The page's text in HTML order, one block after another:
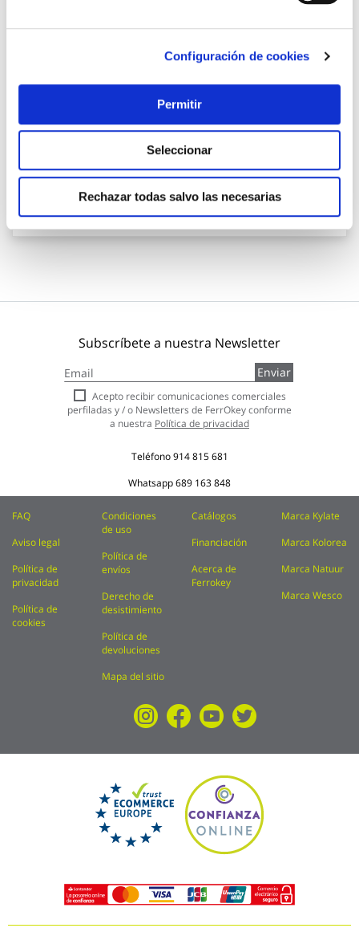
Configuración de cookies
Permitir
Seleccionar
Rechazar todas salvo las necesarias
Serrucho carp punta 250mm 7dpp m/ab. mad d/t a/c
bellota
Bellota
19,75 €
Subscríbete a nuestra Newsletter
a
nuestro
boletín
de
Enviar
Acepto recibir comunicaciones comerciales
perfiladas y / o Newsletters de FerrOkey conforme
a nuestra Política de privacidad
Teléfono914 815 681
Whatsapp689 163 848
FAQ
Aviso legal
Política de
privacidad
Política de
cookies
Condiciones
de uso
Política de
envíos
Derecho de
desistimiento
Política de
devoluciones
Mapa del sitio
Catálogos
Financiación
Acerca de
Ferrokey
Marca Kylate
Marca Kolorea
Marca Natuur
Marca Wesco